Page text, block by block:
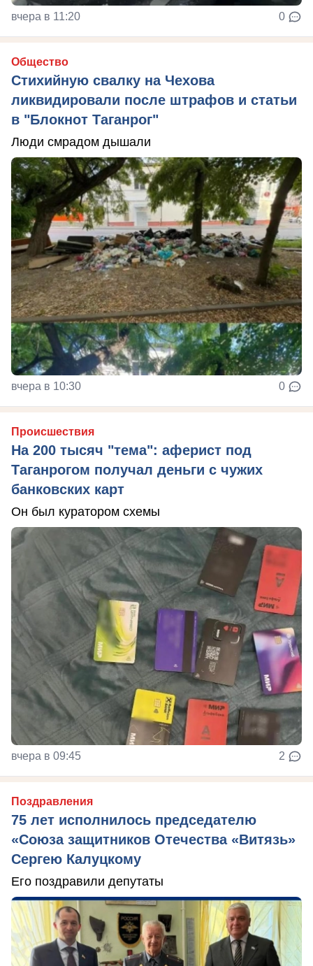
вчера в 11:20 0
Общество
Стихийную свалку на Чехова
ликвидировали после штрафов и статьи
в "Блокнот Таганрог"
Люди смрадом дышали
вчера в 10:30 0
Происшествия
На 200 тысяч "тема": аферист под
Таганрогом получал деньги с чужих
банковских карт
Он был куратором схемы
вчера в 09:45 2
Поздравления
75 лет исполнилось председателю
«Союза защитников Отечества «Витязь»
Сергею Калуцкому
Его поздравили депутаты